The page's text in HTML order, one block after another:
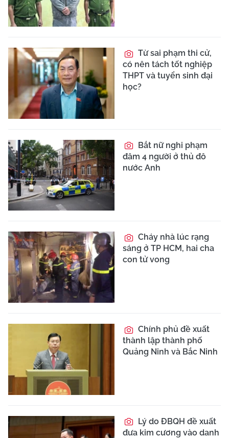
Từ sai phạm thi cử,
có nên tách tốt nghiệp
THPT và tuyển sinh đại
học?
Bắt nữ nghi phạm
đâm 4 người ở thủ đô
nước Anh
Cháy nhà lúc rạng
sáng ở TP HCM, hai cha
con tử vong
Chính phủ đề xuất
thành lập thành phố
Quảng Ninh và Bắc Ninh
Lý do ĐBQH đề xuất
đưa kim cương vào danh